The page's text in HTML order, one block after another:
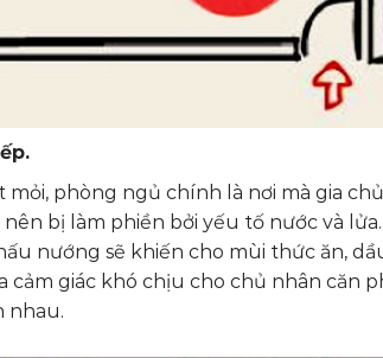
mỏi, phòng ngủ chính là nơi mà gia
bị làm phiền bởi yếu tố nước và
nướng sẽ khiến cho mùi thức ăn,
cảm giác khó chịu cho chủ nhân căn
nhau.